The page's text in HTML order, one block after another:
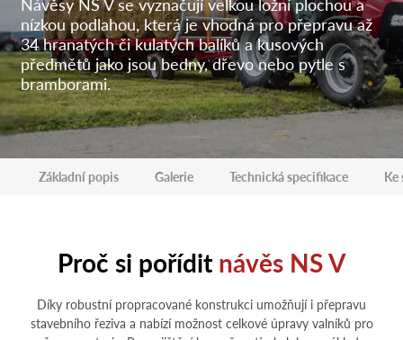
nízkou podlahou, která je vhodná pro přepravu až
34 hranatých či kulatých balíků a kusových
předmětů jako jsou bedny, dřevo nebo pytle s
bramborami.
Základní popis Galerie Technická specifikace Ke
Proč si pořídit návěs NS V
Díky robustní propracované konstrukci umožňují i přepravu
stavebního řeziva a nabízí možnost celkové úpravy valníků pro